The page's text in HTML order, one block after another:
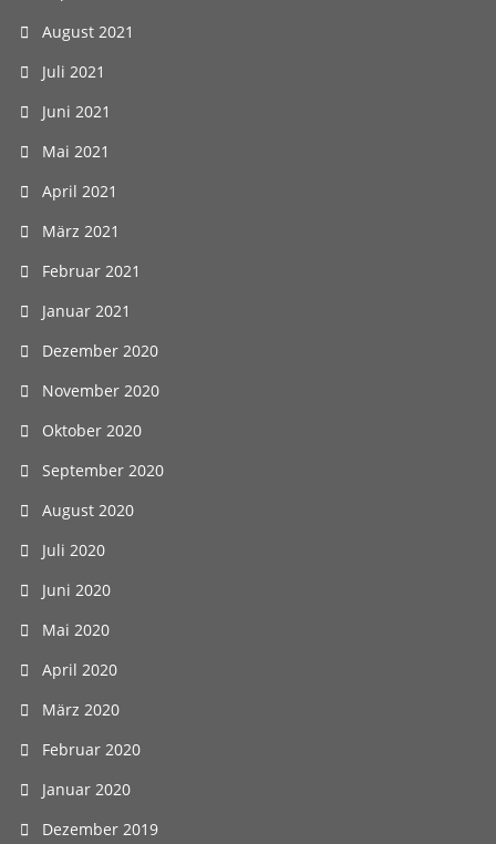
August 2021
Juli 2021
Juni 2021
Mai 2021
April 2021
März 2021
Februar 2021
Januar 2021
Dezember 2020
November 2020
Oktober 2020
September 2020
August 2020
Juli 2020
Juni 2020
Mai 2020
April 2020
März 2020
Februar 2020
Januar 2020
Dezember 2019